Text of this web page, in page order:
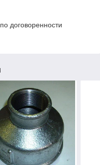
договоренности